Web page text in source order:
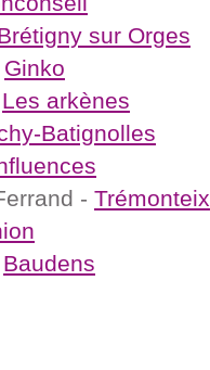
sur Orges
Ginko
Les arkènes
Batignolles
- Trémonteix
Baudens